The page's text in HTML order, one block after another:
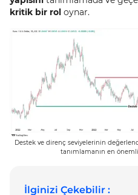
kritik bir rol oynar.
Destek ve direnç seviyelerinin
tanımlamanın en
İlginizi Çekebilir :